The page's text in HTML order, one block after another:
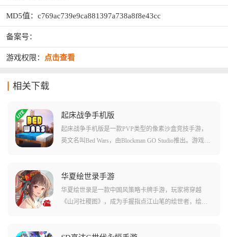
MD5值：c769ac739e9ca881397a738a8f8e43cc
备案号：
游戏权限： 点击查看
相关下载
起床战争手机版
起床战争手机版是一款PVP类型的像素沙盒竞技手游，
英文名叫Bed Wars，由Blockman GO Studio推出。游戏在
岛屿上都有基地和床。只要床存在，玩家就可以无限复
活重生，玩家需要挖掘岛屿资源与商人交易购买道具和
武器，修建桥梁通往其他岛屿抢夺资源并摧毁敌人的
合成为取胜关键。
华夏绘世录手游
华夏绘世录是一款中国风策略卡牌手游，玩家将穿越
《山河社稷图》，成为手握指点江山笔的绘世者，绘制